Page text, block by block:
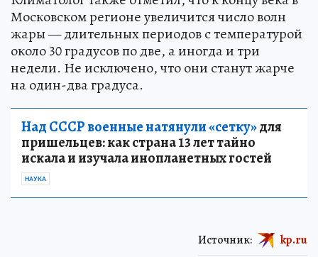
Московском регионе увеличится число волн
жары — длительных периодов с температурой
около 30 градусов по две, а иногда и три
недели. Не исключено, что они станут жарче
на один-два градуса.
Над СССР военные натянули «сетку»для
пришельцев: как страна 13 лет тайно
искала и изучала инопланетных гостей
НАУКА
Источник: kp.ru